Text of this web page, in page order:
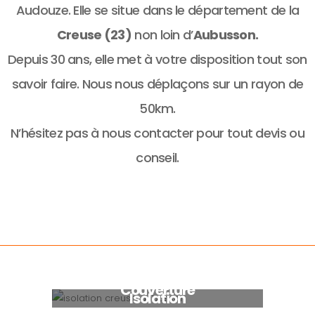
Audouze. Elle se situe dans le département de la
Creuse (23) non loin d’Aubusson.
Depuis 30 ans, elle met à votre disposition tout son
savoir faire. Nous nous déplaçons sur un rayon de
50km.
N’hésitez pas à nous contacter pour tout devis ou
conseil.
Couverture
Isolation